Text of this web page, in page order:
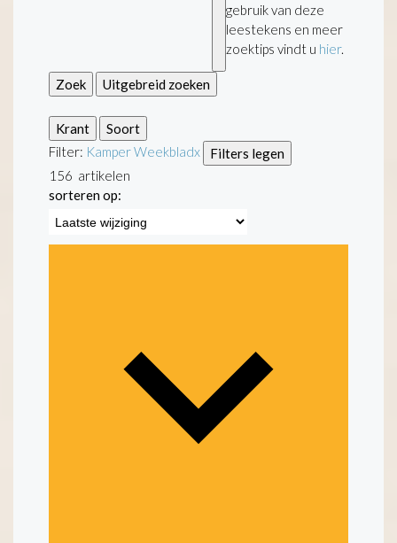
gebruik van deze
leestekens en meer
zoektips vindt u hier.
Zoek Uitgebreid zoeken
Krant
Soort
Filter: Kamper Weekbladx
Filters legen
156 artikelen
sorteren op: